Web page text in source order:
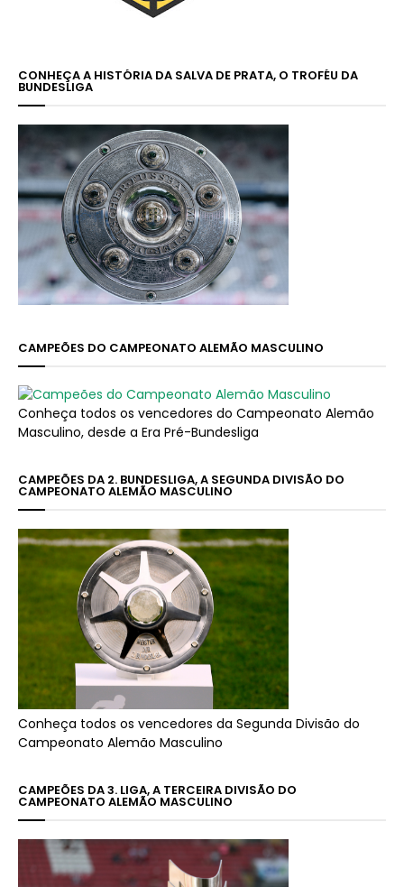
CONHEÇA A HISTÓRIA DA SALVA DE PRATA, O TROFÉU DA
BUNDESLIGA
CAMPEÕES DO CAMPEONATO ALEMÃO MASCULINO
Conheça todos os vencedores do Campeonato Alemão
Masculino, desde a Era Pré-Bundesliga
CAMPEÕES DA 2. BUNDESLIGA, A SEGUNDA DIVISÃO DO
CAMPEONATO ALEMÃO MASCULINO
Conheça todos os vencedores da Segunda Divisão do
Campeonato Alemão Masculino
CAMPEÕES DA 3. LIGA, A TERCEIRA DIVISÃO DO
CAMPEONATO ALEMÃO MASCULINO